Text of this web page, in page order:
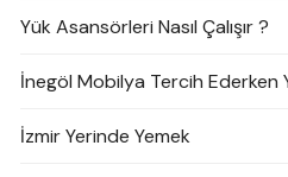
Yük Asansörleri Nasıl Çalışır ?
İnegöl Mobilya Tercih Ederken
İzmir Yerinde Yemek